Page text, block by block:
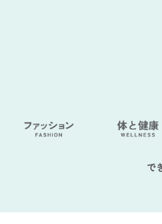
で